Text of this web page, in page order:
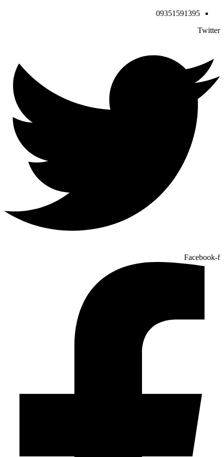
09351591395